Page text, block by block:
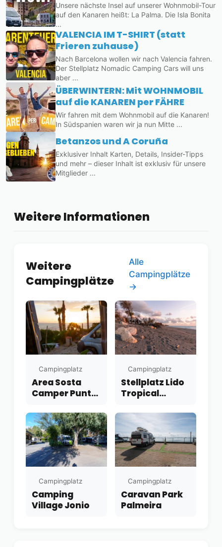
Unsere nächste Insel auf unserer Wohnmobil-Tour
auf den Kanaren heißt: La Palma. Die Isla Bonita
...
VALENCIA IM T-SHIRT (statt
Frieren zuhause)
Nach Barcelona wollen wir nach Valencia fahren.
Der Stellplatz Nomadic Camping Cars will uns
aber ...
ÜBERWINTERN: Mit WOHNMOBIL
auf die KANAREN per FÄHRE
Wir fahren mit dem Wohnmobil auf die Kanaren!
In Südspanien waren wir ja nun Mitte ...
Betanzos und A Coruña
Exklusiver Inhalt Karten, Details, Insider-Tipps
und mehr – dieser Inhalt ist exklusiv für unsere
Mitglieder ...
Weitere Informationen
Weitere
Campingplätze
Alle
Campingplätze
→
Campingplatz
Area Sosta
Camper Punta
Campingplatz
Stellplatz Lido
Tropical
Campingplatz
Camping
Village Jonio
Campingplatz
Caravan Park
Palmeira